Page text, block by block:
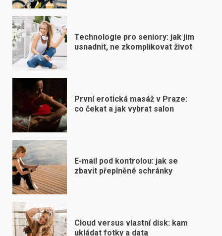
Technologie pro seniory: jak jim
usnadnit, ne zkomplikovat život
První erotická masáž v Praze:
co čekat a jak vybrat salon
E-mail pod kontrolou: jak se
zbavit přeplněné schránky
Cloud versus vlastní disk: kam
ukládat fotky a data